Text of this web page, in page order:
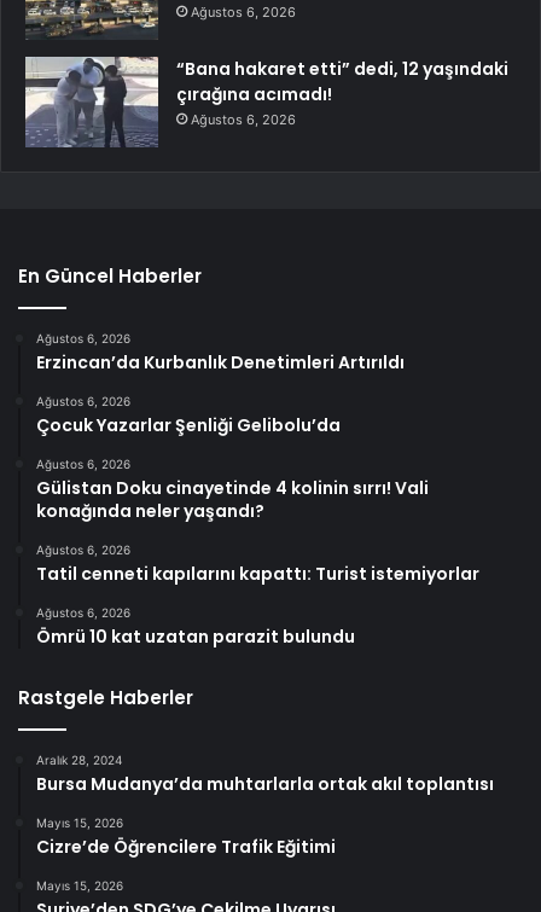
Ağustos 6, 2026
“Bana hakaret etti” dedi, 12 yaşındaki
çırağına acımadı!
Ağustos 6, 2026
En Güncel Haberler
Ağustos 6, 2026
Erzincan’da Kurbanlık Denetimleri Artırıldı
Ağustos 6, 2026
Çocuk Yazarlar Şenliği Gelibolu’da
Ağustos 6, 2026
Gülistan Doku cinayetinde 4 kolinin sırrı! Vali
konağında neler yaşandı?
Ağustos 6, 2026
Tatil cenneti kapılarını kapattı: Turist istemiyorlar
Ağustos 6, 2026
Ömrü 10 kat uzatan parazit bulundu
Rastgele Haberler
Aralık 28, 2024
Bursa Mudanya’da muhtarlarla ortak akıl toplantısı
Mayıs 15, 2026
Cizre’de Öğrencilere Trafik Eğitimi
Mayıs 15, 2026